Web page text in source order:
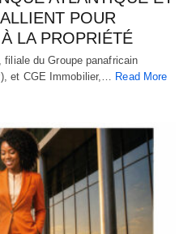
POUR
LA PROPRIÉTÉ
filiale du Groupe panafricain
et CGE Immobilier,… Read More